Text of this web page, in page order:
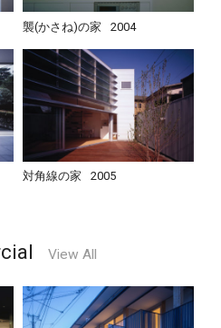
襲(かさね)の家 2004
対角線の家 2005
View All